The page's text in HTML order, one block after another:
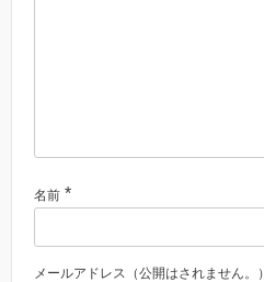
名前 *
メールアドレス（公開はされません。）